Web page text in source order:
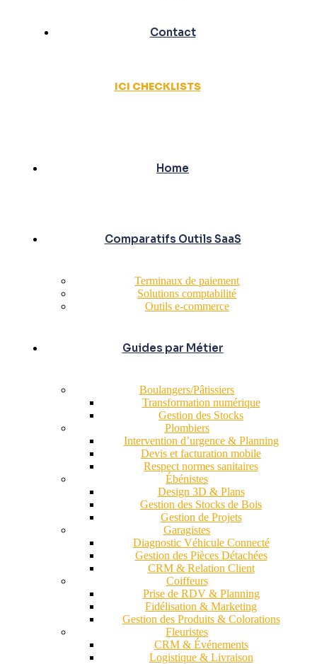
Contact
ICI CHECKLISTS
Home
Comparatifs Outils SaaS
Terminaux de paiement
Solutions comptabilité
Outils e-commerce
Guides par Métier
Boulangers/Pâtissiers
Transformation numérique
Gestion des Stocks
Plombiers
Intervention d’urgence & Planning
Devis et facturation mobile
Respect normes sanitaires
Ébénistes
Design 3D & Plans
Gestion des Stocks de Bois
Gestion de Projets
Garagistes
Diagnostic Véhicule Connecté
Gestion des Pièces Détachées
CRM & Relation Client
Coiffeurs
Prise de RDV & Planning
Fidélisation & Marketing
Gestion des Produits & Colorations
Fleuristes
CRM & Événements
Logistique & Livraison